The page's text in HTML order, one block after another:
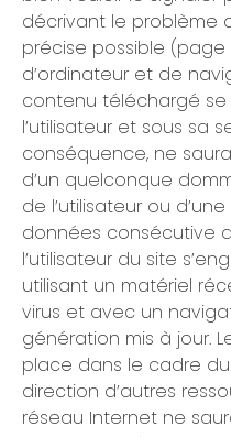
décrivant le problème
précise possible
d’ordinateur et de
contenu téléchargé se
l’utilisateur et sous sa
conséquence, ne
d’un quelconque
de l’utilisateur ou
données consécutive
l’utilisateur du site
utilisant un matériel
virus et avec un
génération mis à jour.
place dans le cadre
direction d’autres
réseau Internet ne